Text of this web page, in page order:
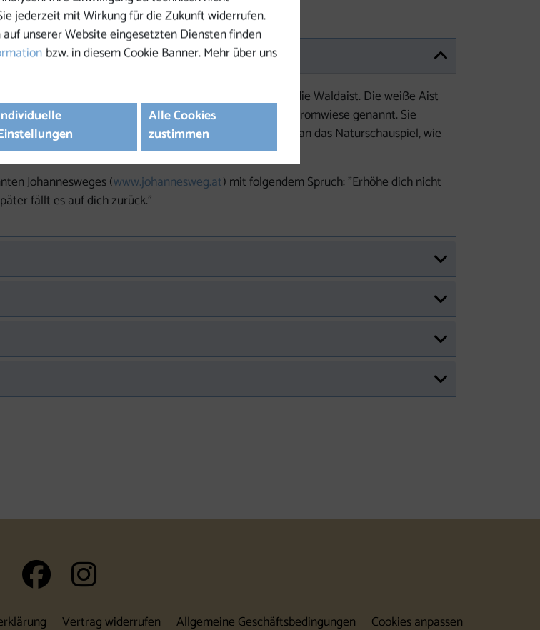
Marktes von Weitersfelden zusammen und bilden dort die Waldaist. Die weiße Aist
Der Ursprung der Waldaist wird auch noch Zwischenstromwiese genannt. Sie
Minuten auf der Holzliege zu genießen. Dabei kann man das Naturschauspiel, wie
Johannesweges (www.johannesweg.at) mit folgendem Spruch: "Erhöhe dich nicht
fällt es auf dich zurück."
auf Facebook folgen (neues Fenster)
Vertrag widerrufen Allgemeine Geschäftsbedingungen Cookies anpassen
jederzeit mit Wirkung für die Zukunft widerrufen.
unserer Website eingesetzten Diensten finden
bzw. in diesem Cookie Banner. Mehr über uns
Alle Cookies
zustimmen